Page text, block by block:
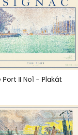
II No1 - Plakát